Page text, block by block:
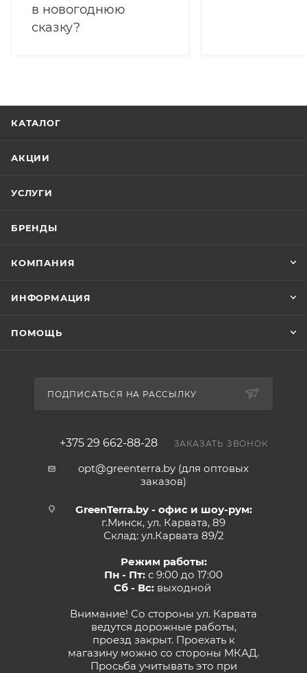
в новогоднюю
сказку?
КАТАЛОГ
АКЦИИ
УСЛУГИ
БРЕНДЫ
КОМПАНИЯ
ИНФОРМАЦИЯ
ПОМОЩЬ
ПОДПИСАТЬСЯ НА РАССЫЛКУ
+375 29 662-88-28 ЗАКАЗАТЬ ЗВОНОК
opt@greenterra.by (для оптовых
заказов)
GreenTerra.by - офис и шоу-рум:
г.Минск, ул. Карвата, 89
Склад: ул.Карвата 89/2
Режим работы:
Пн - Пт: с 9:00 до 17:00
Сб - Вс:выходной
Внимание! Со стороны ул. Карвата
ведутся дорожные работы,
проезд закрыт. Проехать к
магазину можно со стороны МКАД.
Просьба учитывать это при